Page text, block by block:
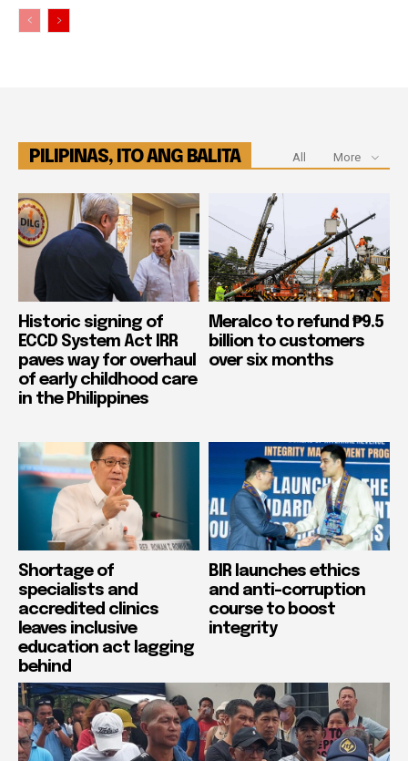
PILIPINAS, ITO ANG BALITA All More
Historic signing of
ECCD System Act IRR
paves way for overhaul
of early childhood care
in the Philippines
Meralco to refund ₱9.5
billion to customers
over six months
Shortage of
specialists and
accredited clinics
leaves inclusive
education act lagging
behind
BIR launches ethics
and anti-corruption
course to boost
integrity